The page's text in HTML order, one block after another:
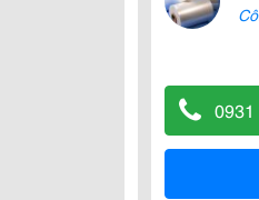
0931